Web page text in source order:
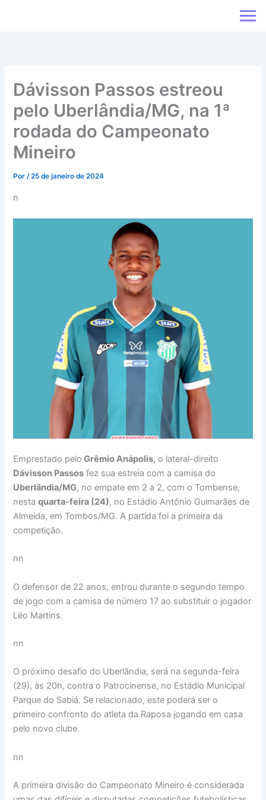
Dávisson Passos estreou
pelo Uberlândia/MG, na 1ª
rodada do Campeonato
Mineiro
Por/25 de janeiro de 2024
n
Emprestado pelo Grêmio Anápolis, o lateral-direito
Dávisson Passos fez sua estreia com a camisa do
Uberlândia/MG, no empate em 2 a 2, com o Tombense,
nestaquarta-feira (24), no Estádio Antônio Guimarães de
Almeida, em Tombos/MG. A partida foi a primeira da
competição.
nn
O defensor de 22 anos, entrou durante o segundo tempo
de jogo com a camisa de número 17 ao substituir o jogador
Léo Martins.
nn
O próximo desafio do Uberlândia, será na segunda-feira
(29), às 20h, contra o Patrocinense, no Estádio Municipal
Parque do Sabiá. Se relacionado, este poderá ser o
primeiro confronto do atleta da Raposa jogando em casa
pelo novo clube.
nn
A primeira divisão do Campeonato Mineiro é considerada